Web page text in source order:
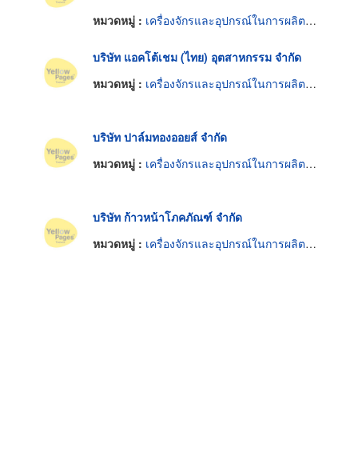
หมวดหมู่ : เครื่องจักรและอุปกรณ์ในการผลิตน้ำมันพืช
บริษัท แอคโต้เชม (ไทย) อุตสาหกรรม จำกัด
หมวดหมู่ : เครื่องจักรและอุปกรณ์ในการผลิตน้ำมันพืช
บริษัท ปาล์มทองออยส์ จำกัด
หมวดหมู่ : เครื่องจักรและอุปกรณ์ในการผลิตน้ำมันพืช
บริษัท ก้าวหน้าโภคภัณฑ์ จำกัด
หมวดหมู่ : เครื่องจักรและอุปกรณ์ในการผลิตน้ำมันพืช